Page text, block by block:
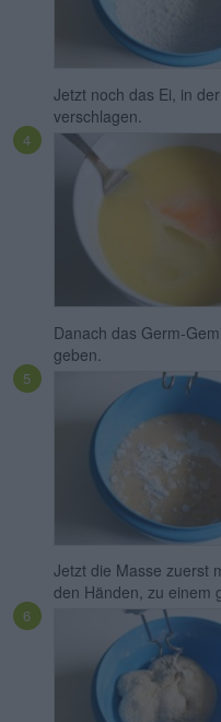
Jetzt noch das Ei, in
verschlagen.
Danach das Germ-
geben.
Jetzt die Masse zuerst
den Händen, zu einem